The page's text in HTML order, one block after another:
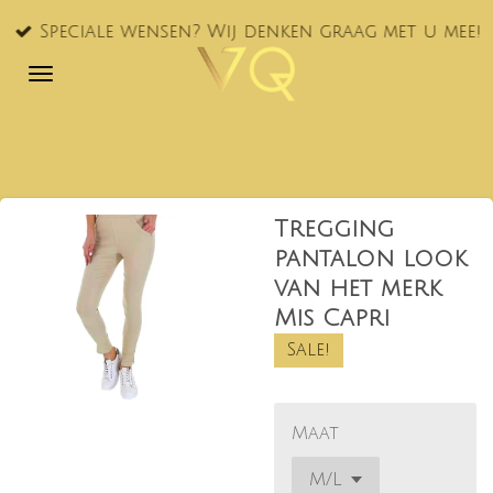
Ga
naar
Speciale wensen? Wij denken graag met u mee!
Tregging
pantalon look
van het merk
Mis Capri
Sale!
Maat